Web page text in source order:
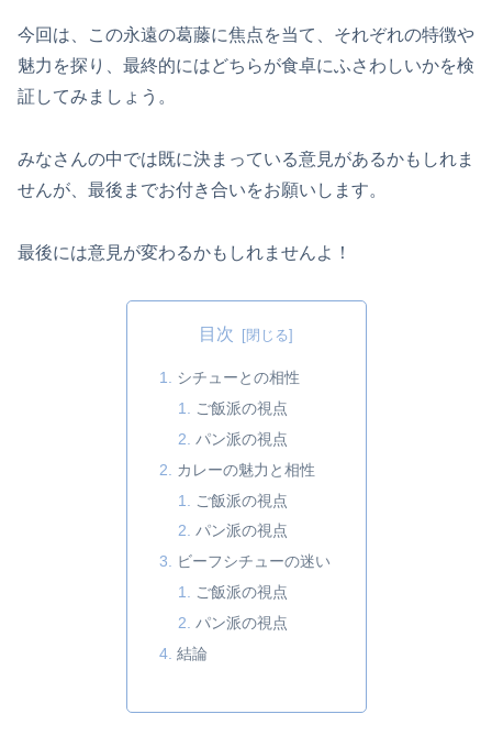
今回は、この永遠の葛藤に焦点を当て、それぞれの特徴や
魅力を探り、最終的にはどちらが食卓にふさわしいかを検
証してみましょう。
みなさんの中では既に決まっている意見があるかもしれま
せんが、最後までお付き合いをお願いします。
最後には意見が変わるかもしれませんよ！
目次
シチューとの相性
ご飯派の視点
パン派の視点
カレーの魅力と相性
ご飯派の視点
パン派の視点
ビーフシチューの迷い
ご飯派の視点
パン派の視点
結論